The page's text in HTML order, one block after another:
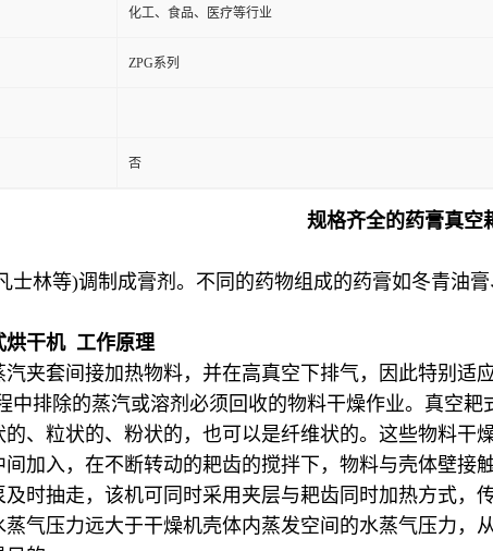
化工、食品、医疗等行业
ZPG系列
否
规格齐全的药膏真空
士林等)调制成膏剂。不同的药物组成的药膏如冬青油
烘干机 工作原理
夹套间接加热物料，并在高真空下排气，因此特别
中排除的蒸汽或溶剂必须回收的物料干燥作业。真空耙
、粒状的、粉状的，也可以是纤维状的。这些物料干
加入，在不断转动的耙齿的搅拌下，物料与壳体壁
时抽走，该机可同时采用夹层与耙齿同时加热方式
气压力远大于干燥机壳体内蒸发空间的水蒸气压力